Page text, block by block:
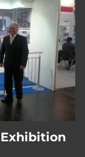
Exhibition